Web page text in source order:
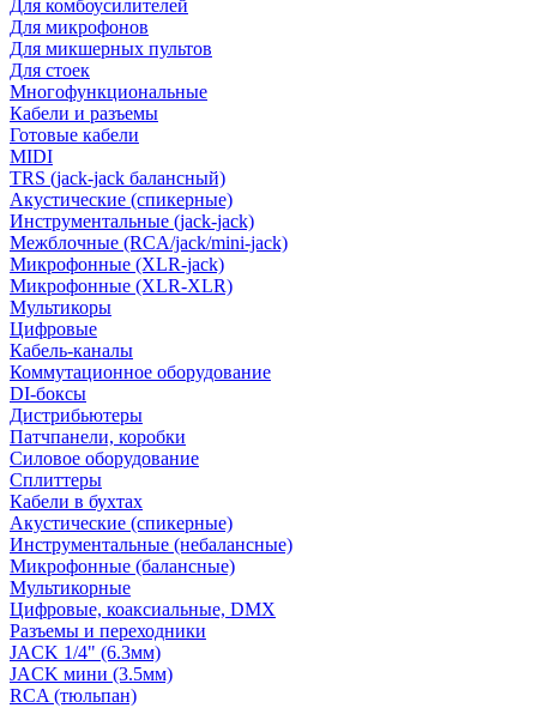
Для комбоусилителей
Для микрофонов
Для микшерных пультов
Для стоек
Многофункциональные
Кабели и разъемы
Готовые кабели
MIDI
TRS (jack-jack балансный)
Акустические (спикерные)
Инструментальные (jack-jack)
Межблочные (RCA/jack/mini-jack)
Микрофонные (XLR-jack)
Микрофонные (XLR-XLR)
Мультикоры
Цифровые
Кабель-каналы
Коммутационное оборудование
DI-боксы
Дистрибьютеры
Патчпанели, коробки
Силовое оборудование
Сплиттеры
Кабели в бухтах
Акустические (спикерные)
Инструментальные (небалансные)
Микрофонные (балансные)
Мультикорные
Цифровые, коаксиальные, DMX
Разъемы и переходники
JACK 1/4" (6.3мм)
JACK мини (3.5мм)
RCA (тюльпан)